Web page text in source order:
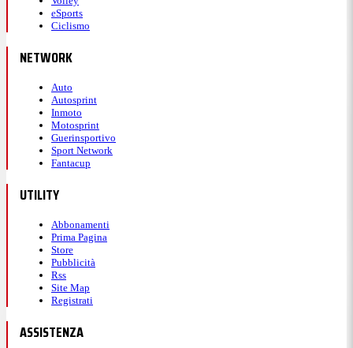
Ferrari
Brutto incidente per Leclerc a Barcellona:
perde la sua Ferrari e si schianta contro le
barriere
GUARDA LA GALLERY
17:00
Tra poco si riparte
eSports
Ciclismo
NETWORK
Auto
Autosprint
Inmoto
Motosprint
Guerinsportivo
Sport Network
Fantacup
UTILITY
Abbonamenti
Prima Pagina
Store
Pubblicità
Rss
Site Map
Registrati
ASSISTENZA